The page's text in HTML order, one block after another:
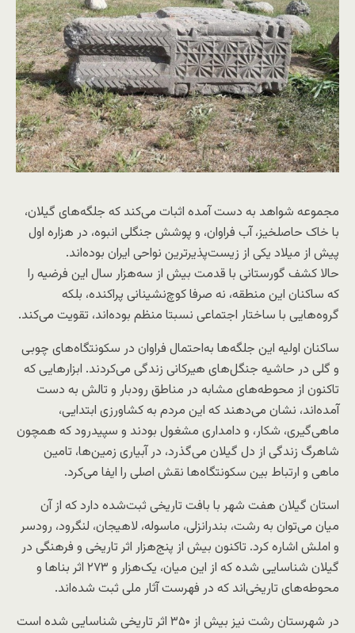
مجموعه شواهد به‌ دست آمده اثبات می‌کند که جلگه‌های گیلان،
با خاک حاصلخیز، آب فراوان، و پوشش جنگلی انبوه، در هزاره اول
پیش از میلاد یکی از زیست‌پذیرترین نواحی ایران بوده‌اند.
حالا کشف گورستانی با قدمت بیش از سه‌هزار سال این فرضیه را
که ساکنان این منطقه، نه صرفا کوچ‌نشینانی پراکنده، بلکه
گروه‌هایی با ساختار اجتماعی نسبتا منظم بوده‌اند، تقویت می‌کند.
ساکنان اولیه این جلگه‌ها به‌احتمال فراوان در سکونتگاه‌های چوبی
و گلی در حاشیه جنگل‌های هیرکانی زندگی می‌کردند. ابزارهایی که
تاکنون از محوطه‌های مشابه در مناطق رودبار و تالش به دست
آمده‌اند، نشان می‌دهند که این مردم به کشاورزی ابتدایی،
ماهی‌گیری، شکار، و دامداری مشغول بودند و سپیدرود که همچون
شاهرگ زندگی از دل گیلان می‌گذرد، در آبیاری زمین‌ها، تامین
ماهی و ارتباط بین سکونتگاه‌ها نقش اصلی را ایفا می‌کرد.
استان گیلان هفت شهر با بافت تاریخی ثبت‌شده دارد که از آن
میان می‌توان به رشت، بندرانزلی، ماسوله، لاهیجان، لنگرود، رودسر
و املش اشاره کرد. تاکنون بیش از پنج‌هزار اثر تاریخی و فرهنگی در
گیلان شناسایی شده که از این میان، یک‌هزار و ۲۷۳ اثر بناها و
محوطه‌های تاریخی‌اند که در فهرست آثار ملی ثبت شده‌اند.
در شهرستان رشت نیز بیش از ۳۵۰ اثر تاریخی شناسایی شده است